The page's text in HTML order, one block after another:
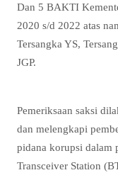
Dan 5 BAKTI
2020 s/d 2022 atas
Tersangka YS,
JGP.
Pemeriksaan saksi
dan melengkapi
pidana korupsi dalam
Transceiver Station